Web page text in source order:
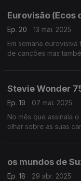
Eurovisão (Ecos
Ep. 20
13 mai. 2025
Em semana
de canções mas
Stevie Wonder
Ep. 19
07 mai. 2025
No mês que assinala
olhar sobre as suas
os mundos de
Ep. 18
29 abr. 2025